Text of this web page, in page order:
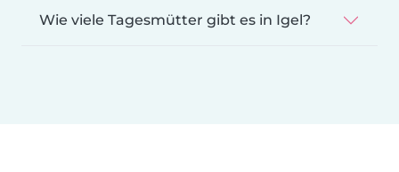
Wie viele Tagesmütter gibt es in Igel?